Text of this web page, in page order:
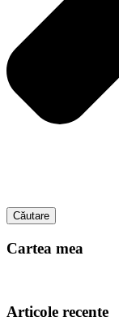
Căutare
Cartea mea
Articole recente